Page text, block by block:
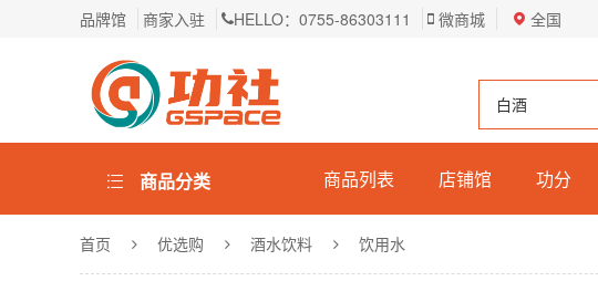
品牌馆 商家入驻 HELLO：0755-86303111 微商城 全国
商品列表 店铺馆 功分
商品分类
首页 优选购 酒水饮料 饮用水